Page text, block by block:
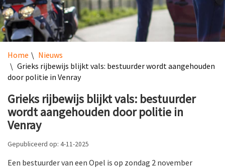
Home
Nieuws
Grieks rijbewijs blijkt vals: bestuurder wordt aangehouden
door politie in Venray
Grieks rijbewijs blijkt vals: bestuurder
wordt aangehouden door politie in
Venray
Gepubliceerd op: 4-11-2025
Een bestuurder van een Opel is op zondag 2 november